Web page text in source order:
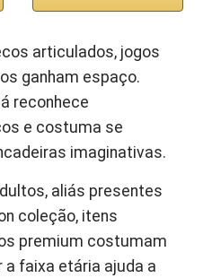
articulados, jogos
ganham espaço.
reconhece
e costuma se
imaginativas.
aliás presentes
coleção, itens
premium costumam
a faixa etária ajuda a